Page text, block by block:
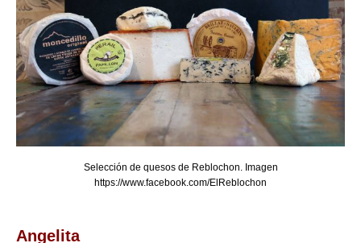
Selección de quesos de Reblochon. Imagen
https://www.facebook.com/ElReblochon
Angelita